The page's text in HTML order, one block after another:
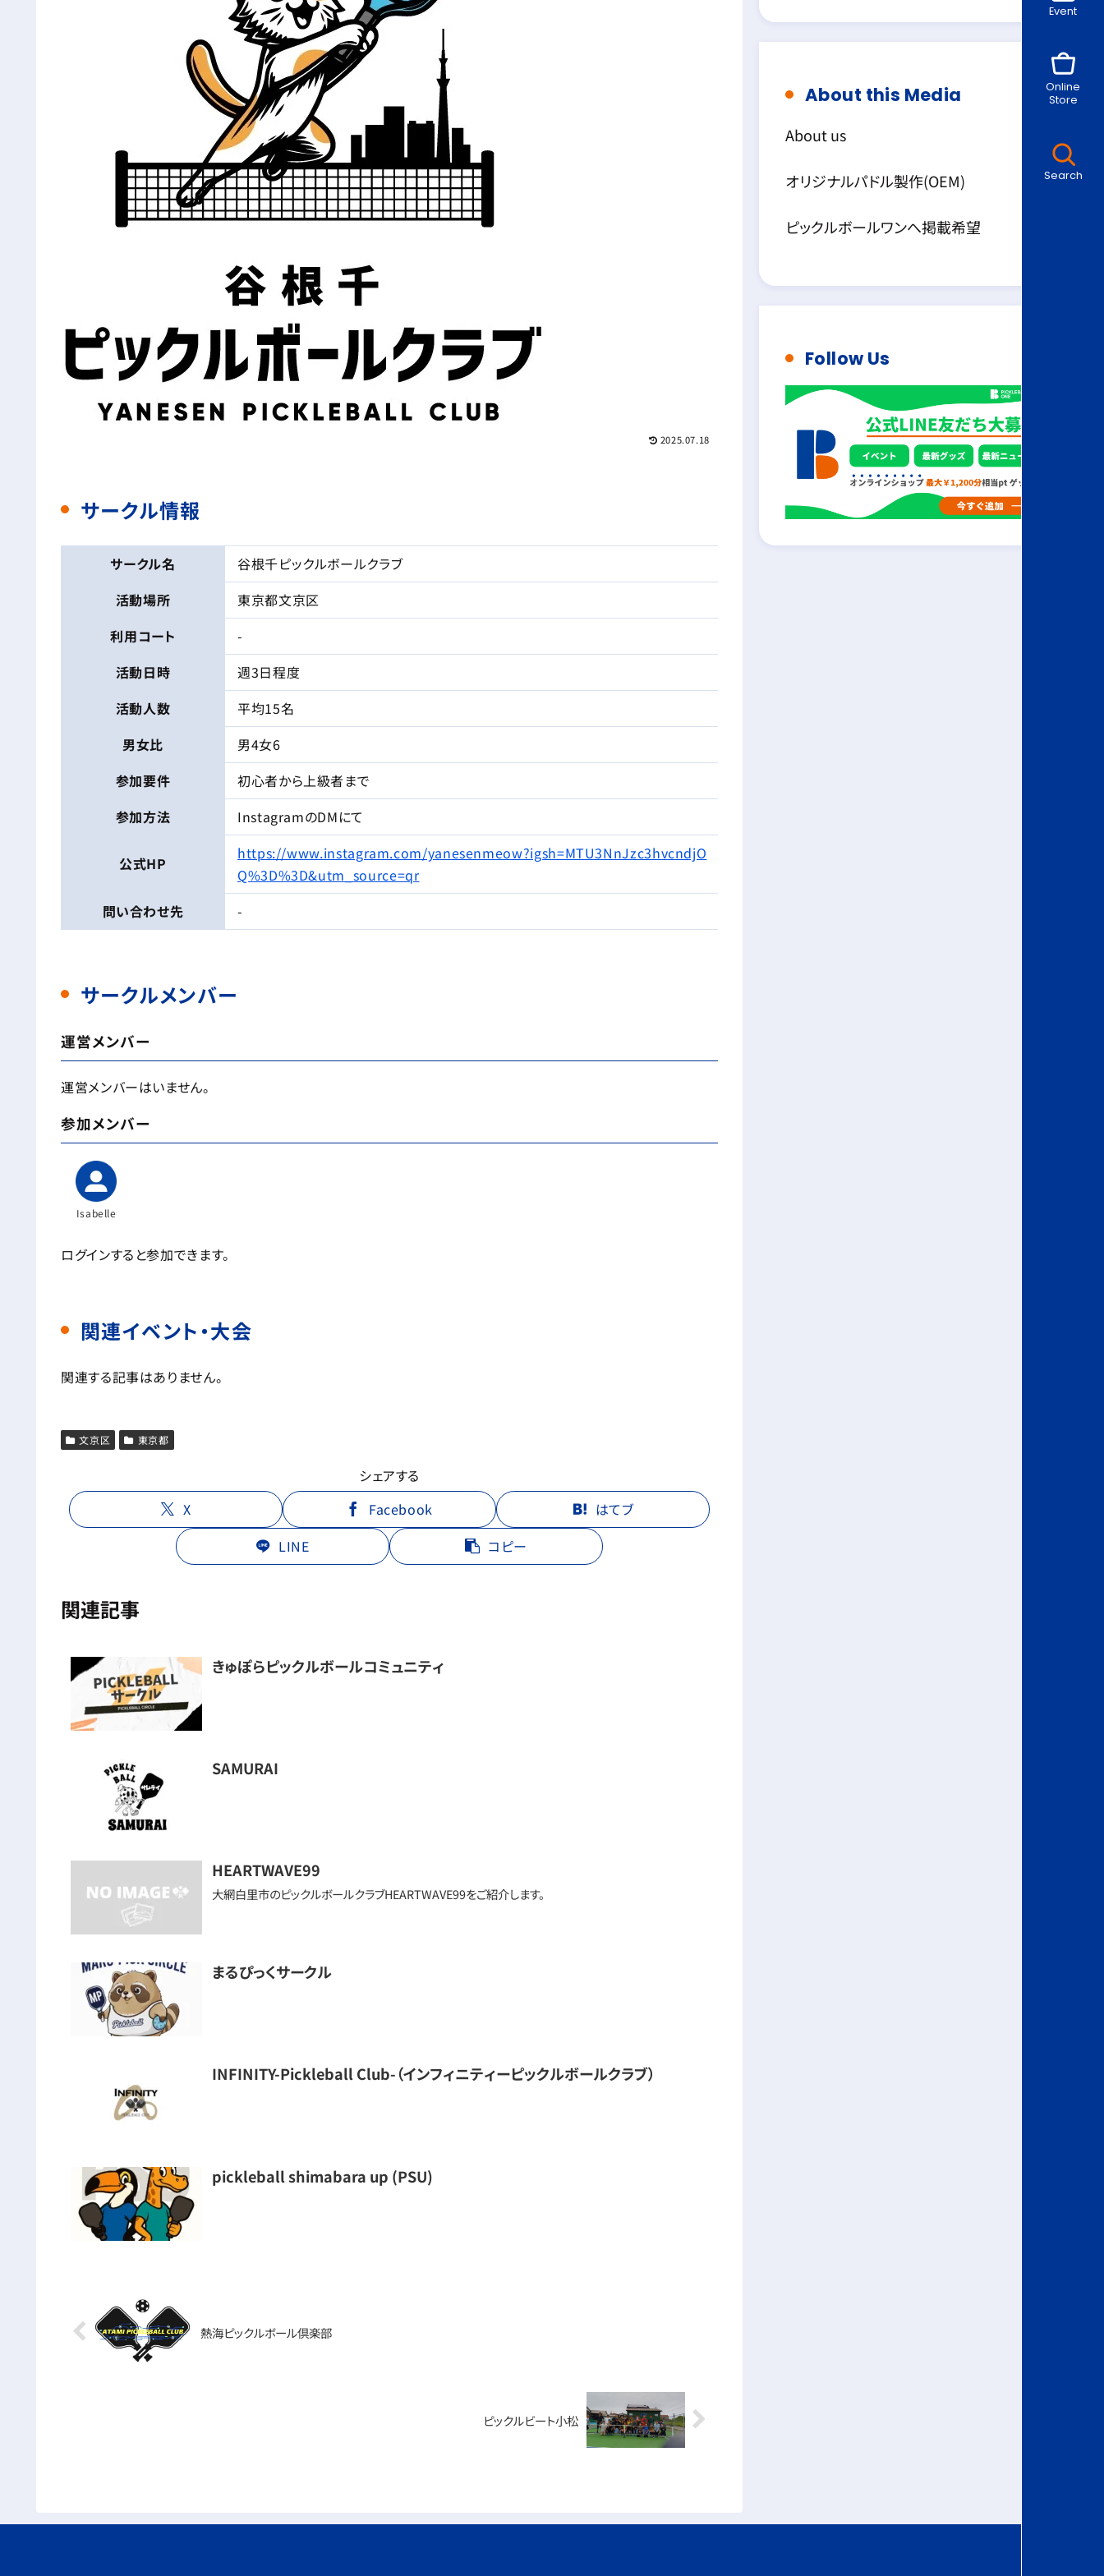
Event
Online
Store
Search
2025.07.18
サークル情報
サークル名
谷根千ピックルボールクラブ
活動場所
東京都文京区
利用コート
-
活動日時
週3日程度
活動人数
平均15名
男女比
男4女6
参加要件
初心者から上級者まで
参加方法
InstagramのDMにて
公式HP
https://www.instagram.com/yanesenmeow?igsh=MTU3NnJzc3hvcndjO
Q%3D%3D&utm_source=qr
問い合わせ先
-
サークルメンバー
運営メンバー
運営メンバーはいません。
参加メンバー
Isabelle
ログインすると参加できます。
関連イベント・大会
関連する記事はありません。
文京区 東京都
シェアする
X
Facebook
はてブ
LINE
コピー
関連記事
きゅぽらピックルボールコミュニティ
SAMURAI
HEARTWAVE99
大網白里市のピックルボールクラブHEARTWAVE99をご紹介します。
まるぴっくサークル
INFINITY-Pickleball Club-（インフィニティーピックルボールクラブ）
pickleball shimabara up (PSU)
熱海ピックルボール倶楽部
ピックルビート小松
About this Media
About us
オリジナルパドル製作(OEM)
ピックルボールワンへ掲載希望
Follow Us